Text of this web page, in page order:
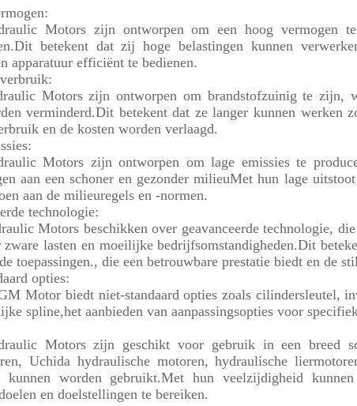
Motors zijn ontworpen om een hoog vermogen
betekent dat zij hoge belastingen kunnen
apparatuur efficiënt te bedienen.
Motors zijn ontworpen om brandstofzuinig te zijn,
verminderd.Dit betekent dat ze langer kunnen werken
en de kosten worden verlaagd.
Motors zijn ontworpen om lage emissies te
aan een schoner en gezonder milieuMet hun lage
aan de milieuregels en -normen.
technologie:
Motors beschikken over geavanceerde technologie,
zware lasten en moeilijke bedrijfsomstandigheden.Dit
toepassingen., die een betrouwbare prestatie biedt en de
opties:
Motor biedt niet-standaard opties zoals cilindersleutel,
spline,het aanbieden van aanpassingsopties voor
Motors zijn geschikt voor gebruik in een breed
Uchida hydraulische motoren, hydraulische
kunnen worden gebruikt.Met hun veelzijdigheid
en doelstellingen te bereiken.